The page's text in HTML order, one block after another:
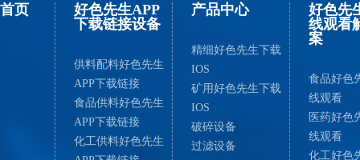
首页
好色先生APP
下载链接设备
供料配料好色先生
APP下载链接
食品供料好色先生
APP下载链接
化工供料好色先生
产品中心
精细好色先生下载
IOS
矿用好色先生下载
IOS
破碎设备
过滤设备
好色先
线观看
案
食品好色
线观看
医药好色
线观看
化工好色